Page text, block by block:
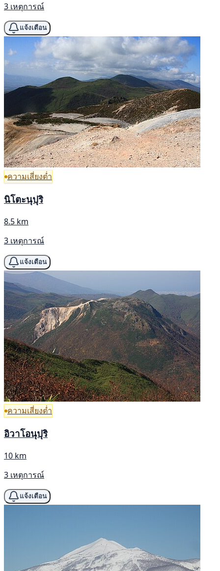
3 เหตุการณ์
แจ้งเตือน
ความเสี่ยงต่ำ
นิโตะนุปุริ
8.5 km
3 เหตุการณ์
แจ้งเตือน
ความเสี่ยงต่ำ
อิวาโอนุปุริ
10 km
3 เหตุการณ์
แจ้งเตือน